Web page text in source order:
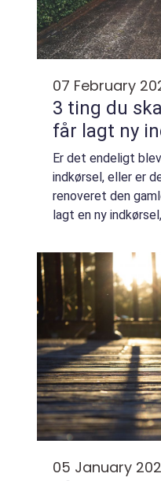
07 February
3 ting du
får lagt ny
Er det endeligt
indkørsel, eller er
renoveret den
lagt en ny
sine forholdsregler
05 January